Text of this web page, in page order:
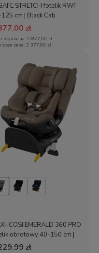
STRETCH fotelik RWF
cm | Black Cab
zł
regularna: 2 877,00 zł
cena: 2 377,00 zł
COSI EMERALD 360 PRO
obrotowy 40-150 cm |
Truffle
zł